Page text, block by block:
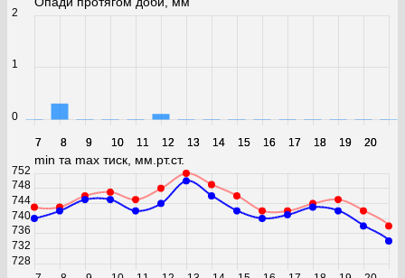
7 8 9 10 11 12 13 14 15 16 17 18 19 20
7 8 9 10 11 12 13 14 15 16 17 18 19 20
0
1
2
min та max тиск, мм.рт.ст.
728
732
736
740
744
748
752